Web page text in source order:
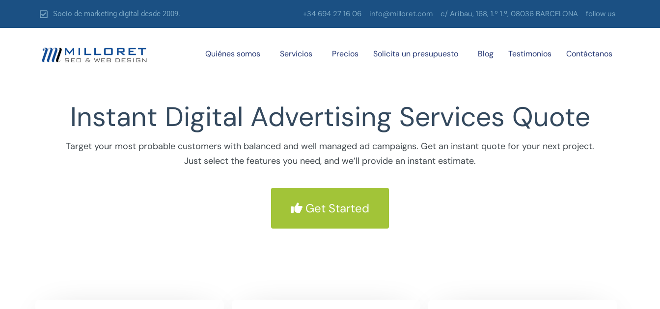
Socio de marketing digital desde 2009. +34 694 27 16 06 info@milloret.com c/ Aribau, 168, 1.º 1.ª, 08036 BARCELONA follow us
Quiénes somos Servicios Precios Solicita un presupuesto Blog Testimonios Contáctanos
Instant Digital Advertising Services Quote
Target your most probable customers with balanced and well managed ad campaigns. Get an instant quote for your next project.
Just select the features you need, and we’ll provide an instant estimate.
Get Started